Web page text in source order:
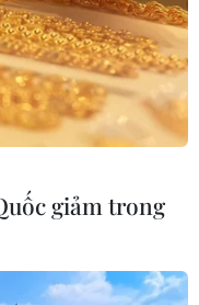
giảm trong